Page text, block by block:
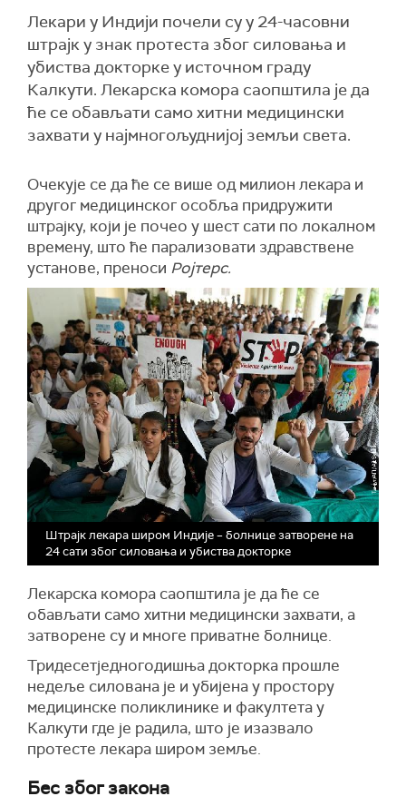
Лекари у Индији почели су у 24-часовни
штрајк у знак протеста због силовања и
убиства докторке у источном граду
Калкути. Лекарска комора саопштила је да
ће се обављати само хитни медицински
захвати у најмногољуднијој земљи света.
Очекује се да ће се више од милион лекара и
другог медицинског особља придружити
штрајку, који је почео у шест сати по локалном
времену, што ће парализовати здравствeне
установе, преноси Ројтерс.
Штрајк лекара широм Индије – болнице затворене на
24 сати због силовања и убиства докторке
Лекарска комора саопштила је да ће се
обављати само хитни медицински захвати, а
затворене су и многе приватне болнице.
Тридесетједногодишња докторка прошле
недеље силована је и убијена у простору
медицинске поликлинике и факултета у
Калкути где је радила, што је изазвало
протесте лекара широм земље.
Бес због закона